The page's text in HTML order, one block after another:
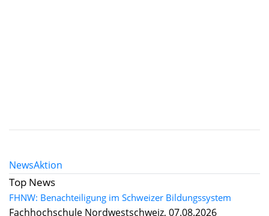
NewsAktion
Top News
FHNW: Benachteiligung im Schweizer Bildungssystem
Fachhochschule Nordwestschweiz, 07.08.2026